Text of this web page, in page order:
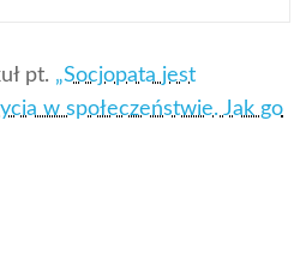
pt. „Socjopata jest
w społeczeństwie. Jak go